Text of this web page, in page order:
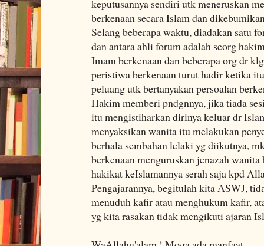
keputusannya sendiri utk meneruskan
berkenaan secara Islam dan
Selang beberapa waktu, diadakan satu
dan antara ahli forum adalah seorg
Imam berkenaan dan beberapa org dr
peristiwa berkenaan turut hadir ketika
peluang utk bertanyakan persoalan
Hakim memberi pndgnnya, jika tiada
itu mengistiharkan dirinya keluar dr
menyaksikan wanita itu melakukan
berhala sembahan lelaki yg diikutnya,
berkenaan menguruskan jenazah
hakikat keIslamannya serah saja kpd
Pengajarannya, begitulah kita ASWJ,
menuduh kafir atau menghukum kafir,
yg kita rasakan tidak mengikuti ajaran